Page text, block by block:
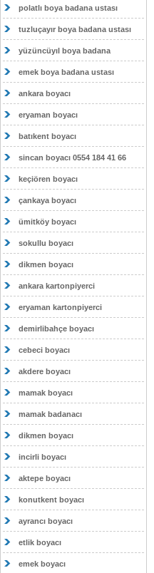
polatlı boya badana ustası
tuzluçayır boya badana ustası
yüzüncüyıl boya badana
emek boya badana ustası
ankara boyacı
eryaman boyacı
batıkent boyacı
sincan boyacı 0554 184 41 66
keçiören boyacı
çankaya boyacı
ümitköy boyacı
sokullu boyacı
dikmen boyacı
ankara kartonpiyerci
eryaman kartonpiyerci
demirlibahçe boyacı
cebeci boyacı
akdere boyacı
mamak boyacı
mamak badanacı
dikmen boyacı
incirli boyacı
aktepe boyacı
konutkent boyacı
ayrancı boyacı
etlik boyacı
emek boyacı